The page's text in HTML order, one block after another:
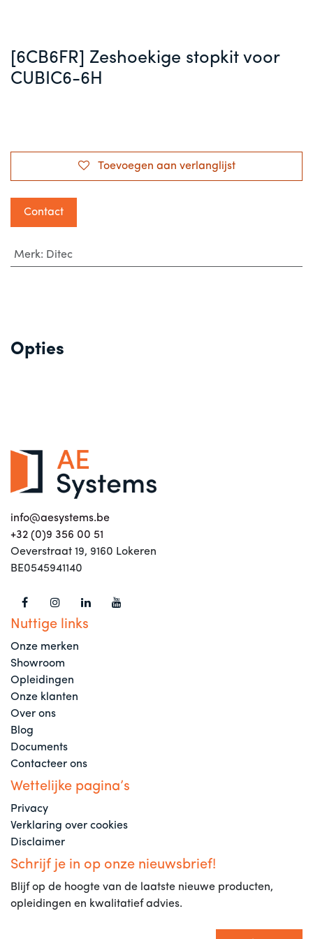
[6CB6FR] Zeshoekige stopkit voor
CUBIC6-6H
Toevoegen aan verlanglijst
Contact
Merk: Ditec
Opties
info@aesystems.be
+32 (0)9 356 00 51
Oeverstraat 19, 9160 Lokeren
BE0545941140
Nuttige links
Onze merken
Showroom
Opleidingen
Onze klanten
Over ons
Blog
Documents
Contacteer ons
Wettelijke pagina’s
Privacy
Verklaring over cookies
Disclaimer
Schrijf je in op onze nieuwsbrief!
Blijf op de hoogte van de laatste nieuwe producten,
opleidingen en kwalitatief advies.